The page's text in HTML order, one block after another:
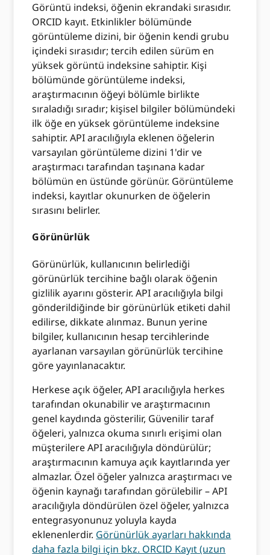
Görüntü indeksi, öğenin ekrandaki sırasıdır.
ORCID kayıt. Etkinlikler bölümünde
görüntüleme dizini, bir öğenin kendi grubu
içindeki sırasıdır; tercih edilen sürüm en
yüksek görüntü indeksine sahiptir. Kişi
bölümünde görüntüleme indeksi,
araştırmacının öğeyi bölümle birlikte
sıraladığı sıradır; kişisel bilgiler bölümündeki
ilk öğe en yüksek görüntüleme indeksine
sahiptir. API aracılığıyla eklenen öğelerin
varsayılan görüntüleme dizini 1'dir ve
araştırmacı tarafından taşınana kadar
bölümün en üstünde görünür. Görüntüleme
indeksi, kayıtlar okunurken de öğelerin
sırasını belirler.
Görünürlük
Görünürlük, kullanıcının belirlediği
görünürlük tercihine bağlı olarak öğenin
gizlilik ayarını gösterir. API aracılığıyla bilgi
gönderildiğinde bir görünürlük etiketi dahil
edilirse, dikkate alınmaz. Bunun yerine
bilgiler, kullanıcının hesap tercihlerinde
ayarlanan varsayılan görünürlük tercihine
göre yayınlanacaktır.
Herkese açık öğeler, API aracılığıyla herkes
tarafından okunabilir ve araştırmacının
genel kaydında gösterilir, Güvenilir taraf
öğeleri, yalnızca okuma sınırlı erişimi olan
müşterilere API aracılığıyla döndürülür;
araştırmacının kamuya açık kayıtlarında yer
almazlar. Özel öğeler yalnızca araştırmacı ve
öğenin kaynağı tarafından görülebilir – API
aracılığıyla döndürülen özel öğeler, yalnızca
entegrasyonunuz yoluyla kayda
eklenenlerdir. Görünürlük ayarları hakkında
daha fazla bilgi için bkz. ORCID Kayıt (uzun